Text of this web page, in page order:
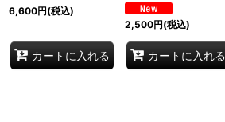
6,600円(税込)
カートに入れる
2,500円(税込)
カートに入れる